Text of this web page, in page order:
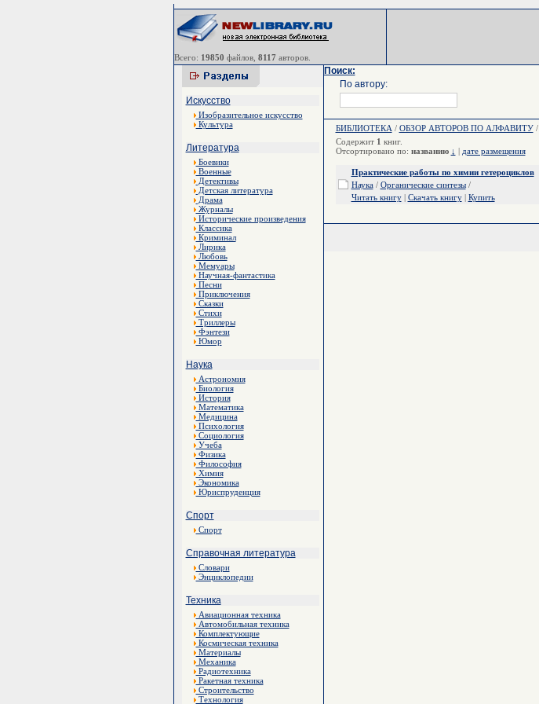
Всего: 19850 файлов, 8117 авторов.
Искусство
Изобразительное искусство
Культура
Литература
Боевики
Военные
Детективы
Детская литература
Драма
Журналы
Исторические произведения
Классика
Криминал
Лирика
Любовь
Мемуары
Научная-фантастика
Песни
Приключения
Сказки
Стихи
Триллеры
Фэнтези
Юмор
Наука
Астрономия
Биология
История
Математика
Медицина
Психология
Социология
Учеба
Физика
Философия
Химия
Экономика
Юриспруденция
Спорт
Спорт
Справочная литература
Словари
Энциклопедии
Техника
Авиационная техника
Автомобильная техника
Комплектующие
Космическая техника
Материалы
Механика
Радиотехника
Ракетная техника
Строительство
Технология
Поиск:
По автору:
БИБЛИОТЕКА / ОБЗОР АВТОРОВ ПО АЛФАВИТУ/
Содержит 1 книг.
Отсортировано по: названию ↓ | дате размещения
Практические работы по химии гетероциклов
Наука/ Органические синтезы/
Читать книгу| Скачать книгу| Купить